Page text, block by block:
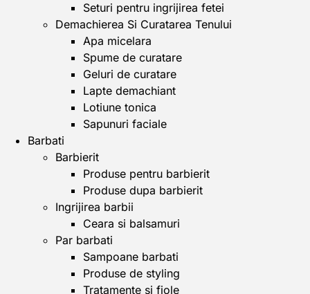
Seturi pentru ingrijirea fetei
Demachierea Si Curatarea Tenului
Apa micelara
Spume de curatare
Geluri de curatare
Lapte demachiant
Lotiune tonica
Sapunuri faciale
Barbati
Barbierit
Produse pentru barbierit
Produse dupa barbierit
Ingrijirea barbii
Ceara si balsamuri
Par barbati
Sampoane barbati
Produse de styling
Tratamente si fiole